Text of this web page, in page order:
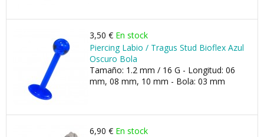
3,50 € En stock
Piercing Labio / Tragus Stud Bioflex Azul
Oscuro Bola
Tamaño: 1.2 mm / 16 G - Longitud: 06
mm, 08 mm, 10 mm - Bola: 03 mm
6,90 € En stock